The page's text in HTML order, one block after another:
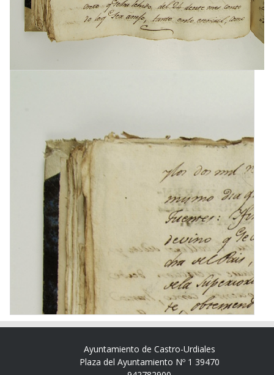
Ayuntamiento de Castro-Urdiales
Plaza del Ayuntamiento Nº 1 39470